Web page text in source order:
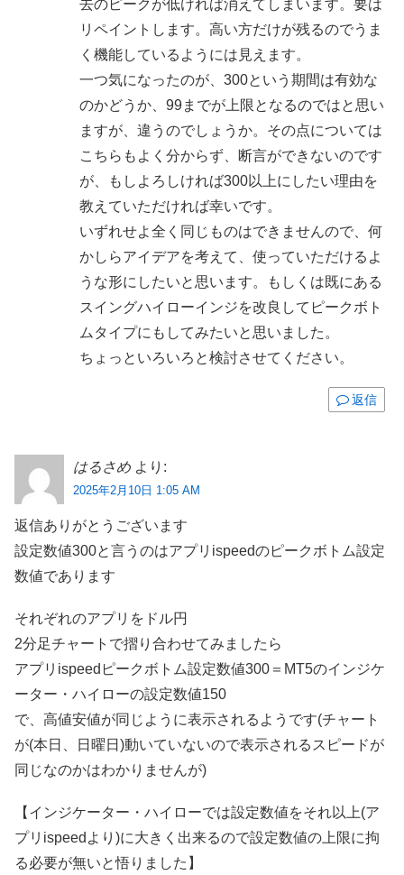
去のピークが低ければ消えてしまいます。要は
リペイントします。高い方だけが残るのでうま
く機能しているようには見えます。
一つ気になったのが、300という期間は有効な
のかどうか、99までが上限となるのではと思い
ますが、違うのでしょうか。その点については
こちらもよく分からず、断言ができないのです
が、もしよろしければ300以上にしたい理由を
教えていただければ幸いです。
いずれせよ全く同じものはできませんので、何
かしらアイデアを考えて、使っていただけるよ
うな形にしたいと思います。もしくは既にある
スイングハイローインジを改良してピークボト
ムタイプにもしてみたいと思いました。
ちょっといろいろと検討させてください。
返信
はるさめ より:
2025年2月10日 1:05 AM
返信ありがとうございます
設定数値300と言うのはアプリispeedのピークボトム設定
数値であります
それぞれのアプリをドル円
2分足チャートで摺り合わせてみましたら
アプリispeedピークボトム設定数値300＝MT5のインジケ
ーター・ハイローの設定数値150
で、高値安値が同じように表示されるようです(チャート
が(本日、日曜日)動いていないので表示されるスピードが
同じなのかはわかりませんが)
【インジケーター・ハイローでは設定数値をそれ以上(ア
プリispeedより)に大きく出来るので設定数値の上限に拘
る必要が無いと悟りました】